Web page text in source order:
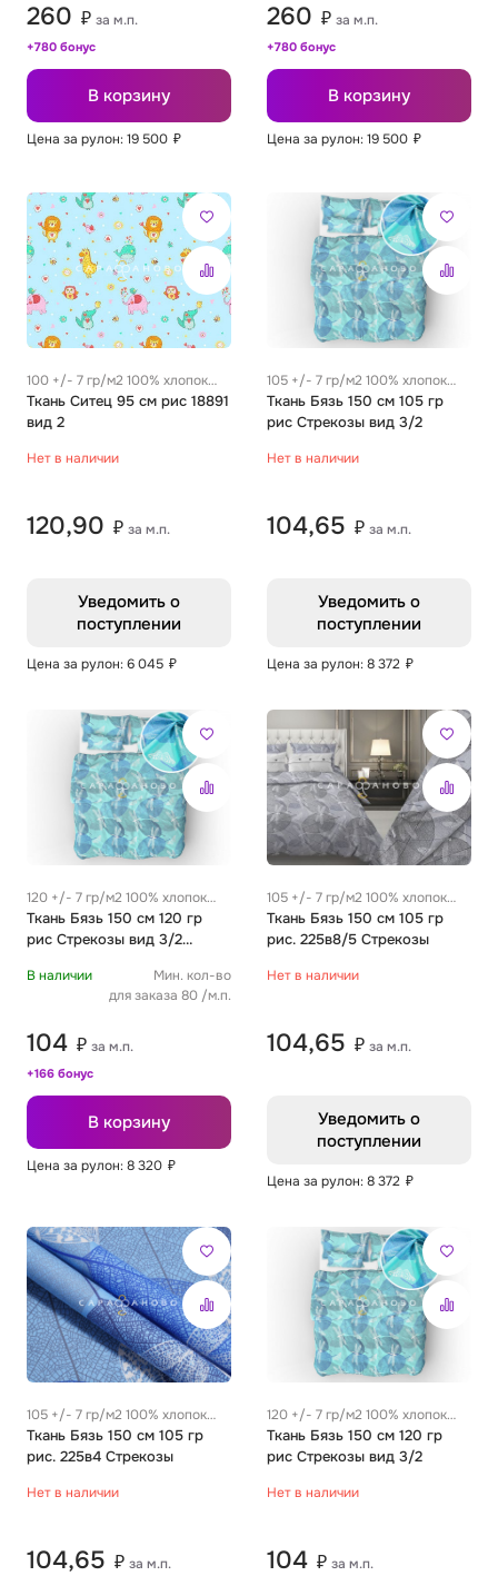
260 ₽ за м.п.
+780 бонус
В корзину
Цена за рулон: 19 500 ₽
260 ₽ за м.п.
+780 бонус
В корзину
Цена за рулон: 19 500 ₽
100 +/- 7 гр/м2 100% хлопок
0.19 м
Ткань Ситец 95 см рис 18891
вид 2
Нет в наличии
120,90 ₽ за м.п.
Уведомить о
поступлении
Цена за рулон: 6 045 ₽
105 +/- 7 гр/м2 100% хлопок
0.26 м
Ткань Бязь 150 см 105 гр
рис Стрекозы вид 3/2
Нет в наличии
104,65 ₽ за м.п.
Уведомить о
поступлении
Цена за рулон: 8 372 ₽
120 +/- 7 гр/м2 100% хлопок
0.26 м
Ткань Бязь 150 см 120 гр
рис Стрекозы вид 3/2
В наличии
Мин. кол-во
для заказа 80 /м.п.
104 ₽ за м.п.
+166 бонус
В корзину
Цена за рулон: 8 320 ₽
105 +/- 7 гр/м2 100% хлопок
0.26 м
Ткань Бязь 150 см 105 гр
рис. 225в8/5 Стрекозы
Нет в наличии
104,65 ₽ за м.п.
Уведомить о
поступлении
Цена за рулон: 8 372 ₽
105 +/- 7 гр/м2 100% хлопок
0.26 м
Ткань Бязь 150 см 105 гр
рис. 225в4 Стрекозы
Нет в наличии
104,65 ₽ за м.п.
120 +/- 7 гр/м2 100% хлопок
0.26 м
Ткань Бязь 150 см 120 гр
рис Стрекозы вид 3/2
Нет в наличии
104 ₽ за м.п.